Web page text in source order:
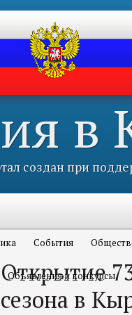
в
создан при
События
Объявления и конкурсы
Открытие
сезона в